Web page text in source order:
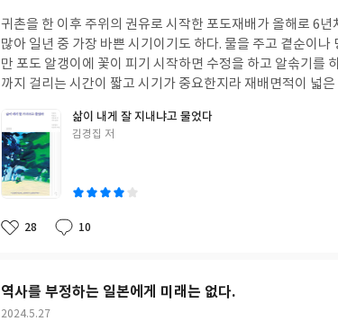
일
귀촌을 한 이후 주위의 권유로 시작한 포도재배가 올해로 6
많아 일년 중 가장 바쁜 시기이기도 하다. 물을 주고 곁순이
만 포도 알갱이에 꽃이 피기 시작하면 수정을 하고 알솎기를
까지 걸리는 시간이 짧고 시기가 중요한지라 재배면적이 넓
야기한 시간보다 포도재배를 하면서 함께 한 시간이 더 많다
한편으로는 이렇게 몸으로 하는 일이 정신건강에 좋다는 것
다는 생각도 든다. 이럴 때면 책에서 손이 멀어지기도 하지만
틈틈이 책을 읽으려 한다. 내 삶이 길을 잃지 않고 제대로 살
고 어떤 삶이 좋은 삶인지는 사람마다 생각이 다를 것이다.
삶이라 생각했지만 어느 순간 의문이 들었다. 내 자신을 돌
삶을 다시금 생각해보게 만든다. 처음 책 제목을 접했을 때는
뻔한 이야기에 그치지 않을까 하는 우려가 들기도 했다. 그
고 있기에 조금은 밋밋해지는 느낌마저 들었다. 저자는 이 책에서 자신이 겪은 일은 물론 듣거나 본 것, 전해들은 이야
삶이 내게 잘 지내냐고 물었다
글
김경집 저
좋
28
댓
10
작
역사를 부정하는 일본에게 미래는 없다.
작
2024.5.27